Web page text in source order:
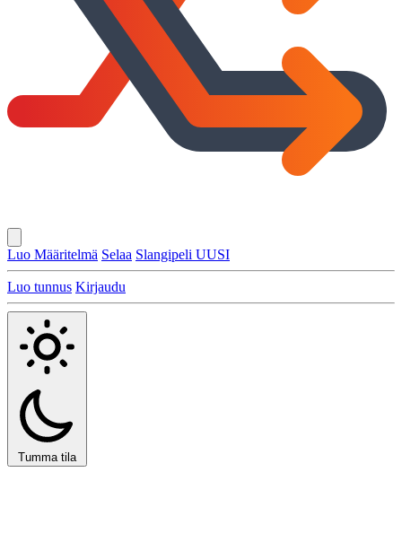
Luo Määritelmä Selaa Slangipeli UUSI
Luo tunnus Kirjaudu
Tumma tila